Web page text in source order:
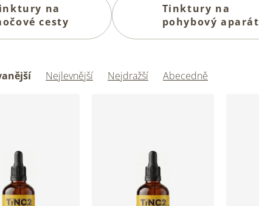
na
cesty
Tinktury na
pohybový aparát
Nejlevnější Nejdražší Abecedně